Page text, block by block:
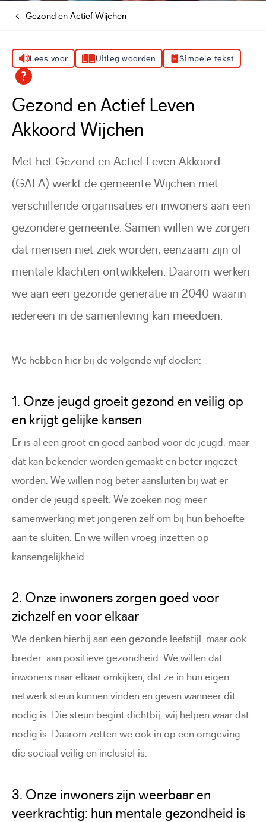
HomeGezond en Actief Wijchen
Lees voor Uitleg woorden Simpele tekst
Gezond en Actief Leven
Akkoord Wijchen
Met het Gezond en Actief Leven Akkoord
(GALA) werkt de gemeente Wijchen met
verschillende organisaties en inwoners aan een
gezondere gemeente. Samen willen we zorgen
dat mensen niet ziek worden, eenzaam zijn of
mentale klachten ontwikkelen. Daarom werken
we aan een gezonde generatie in 2040 waarin
iedereen in de samenleving kan meedoen.
We hebben hier bij de volgende vijf doelen:
1. Onze jeugd groeit gezond en veilig op
en krijgt gelijke kansen
Er is al een groot en goed aanbod voor de jeugd, maar
dat kan bekender worden gemaakt en beter ingezet
worden. We willen nog beter aansluiten bij wat er
onder de jeugd speelt. We zoeken nog meer
samenwerking met jongeren zelf om bij hun behoefte
aan te sluiten. En we willen vroeg inzetten op
kansengelijkheid.
2. Onze inwoners zorgen goed voor
zichzelf en voor elkaar
We denken hierbij aan een gezonde leefstijl, maar ook
breder: aan positieve gezondheid. We willen dat
inwoners naar elkaar omkijken, dat ze in hun eigen
netwerk steun kunnen vinden en geven wanneer dit
nodig is. Die steun begint dichtbij, wij helpen waar dat
nodig is. Daarom zetten we ook in op een omgeving
die sociaal veilig en inclusief is.
3. Onze inwoners zijn weerbaar en
veerkrachtig: hun mentale gezondheid is